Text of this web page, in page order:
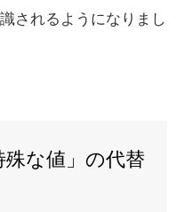
されるようになりまし
な値」の代替